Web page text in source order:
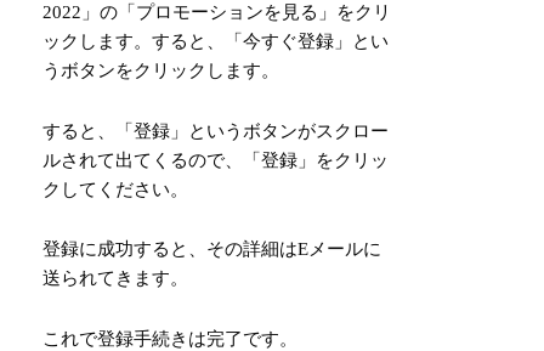
2022」の「プロモーションを見る」をクリ
ックします。すると、「今すぐ登録」とい
うボタンをクリックします。
すると、「登録」というボタンがスクロー
ルされて出てくるので、「登録」をクリッ
クしてください。
登録に成功すると、その詳細はEメールに
送られてきます。
これで登録手続きは完了です。